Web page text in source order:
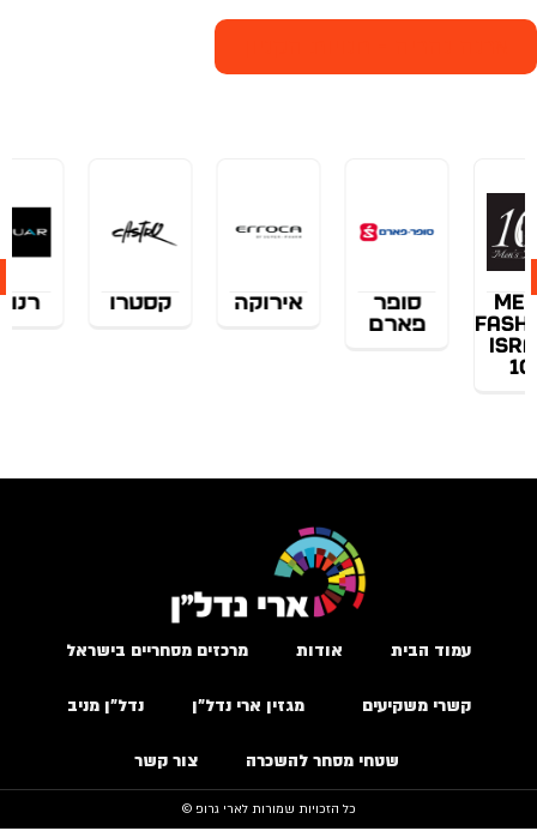
סופר
פארם
אירוקה קסטרו רנואר
עמוד הבית אודות מרכזים מסחריים בישראל
קשרי משקיעים מגזין ארי נדל״ן נדל״ן מניב
שטחי מסחר להשכרה צור קשר
כל הזכויות שמורות לארי גרופ ©